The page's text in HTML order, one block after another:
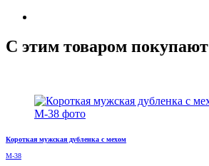
С этим товаром покупают
Короткая мужская дубленка с мехом
М-38